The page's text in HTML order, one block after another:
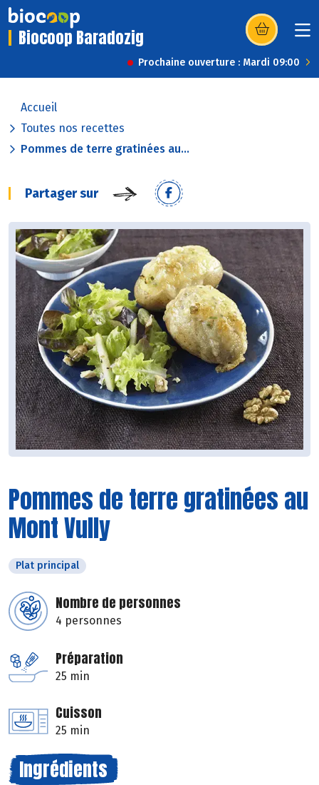
Biocoop Baradozig (s’ouvre dans
Prochaine ouverture : Mardi 09:00
Accueil
Toutes nos recettes
Pommes de terre gratinées au...
Partager sur
Pommes de terre gratinées au
Mont Vully
Plat principal
Nombre de personnes
4 personnes
Préparation
25 min
Cuisson
25 min
Ingrédients